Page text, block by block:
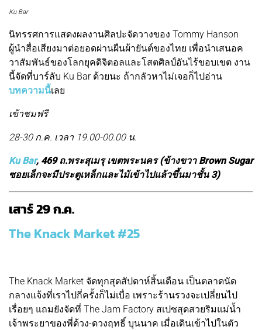
Ku Bar
นิทรรศการแสดงผลงานศิลปะจัดวางของ Tommy Hanson
ผู้นำสื่อเสียงมาต่อยอดผ่านผืนผ้ายันต์ของไทย เพื่อนำเสนอค
วาสัมพันธ์ของโลกยุคดิจิตอลและโสตศิลป์อันไร้ขอบเขต งาน
นี้จัดที่บาร์ลับ Ku Bar ด้วยนะ ถ้ากลัวหาไม่เจอก็ไปอ่าน
บทความนี้เลย
เข้าชมฟรี
28-30 ก.ค. เวลา 19.00-00.00 น.
Ku Bar, 469 ถ.พระสุเมรุ เขตพระนคร (ข้างขวา Brown Sugar
ซอยเล็กจะมีประตูเหล็กและไม้เข้าไปแล้วขึ้นมาชั้น 3)
เสาร์ 29 ก.ค.
The Knack Market #25
The Knack Market จัดทุกสุดสัปดาห์สิ้นเดือน เป็นตลาดนัด
กลางแจ้งที่เราไปกี่ครั้งก็ไม่เบื่อ เพราะร้านรวงจะเปลี่ยนไป
เรื่อยๆ แถมยังจัดที่ The Jam Factory สเปซสุดสวยริมแม่น้ำ
เจ้าพระยาของพี่ด้วง-ดวงฤทธิ์ บุนนาค เมื่อเดินเข้าไปในตัว